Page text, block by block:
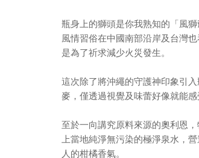
瓶身上的獅頭是你我熟知的「風
風情習俗在中國南部沿岸及台灣
是為了祈求減少火災發生。
這次除了將沖繩的守護神印象引
麥，僅透過視覺及味蕾好像就能感
至於一向講究原料來源的奧利恩
上當地純淨無污染的極淨泉水，
人的柑橘香氣。